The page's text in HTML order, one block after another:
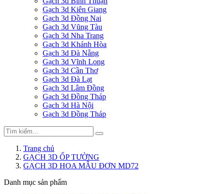
Gạch 3d Kiên Giang
Gạch 3d Đồng Nai
Gạch 3d Vũng Tàu
Gạch 3d Nha Trang
Gạch 3d Khánh Hòa
Gạch 3d Đà Nẵng
Gạch 3d Vĩnh Long
Gạch 3d Cần Thơ
Gạch 3d Đà Lạt
Gạch 3d Lâm Đồng
Gạch 3d Đồng Tháp
Gạch 3d Hà Nội
Gạch 3d Đồng Tháp
Trang chủ
GẠCH 3D ỐP TƯỜNG
GẠCH 3D HOA MẪU ĐƠN MD72
Danh mục sản phẩm